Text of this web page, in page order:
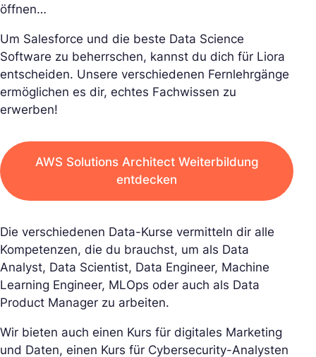
öffnen…
Um Salesforce und die beste Data Science
Software zu beherrschen, kannst du dich für Liora
entscheiden. Unsere verschiedenen Fernlehrgänge
ermöglichen es dir, echtes Fachwissen zu
erwerben!
AWS Solutions Architect Weiterbildung
entdecken
Die verschiedenen Data-Kurse vermitteln dir alle
Kompetenzen, die du brauchst, um als Data
Analyst, Data Scientist, Data Engineer, Machine
Learning Engineer, MLOps oder auch als Data
Product Manager zu arbeiten.
Wir bieten auch einen Kurs für digitales Marketing
und Daten, einen Kurs für Cybersecurity-Analysten